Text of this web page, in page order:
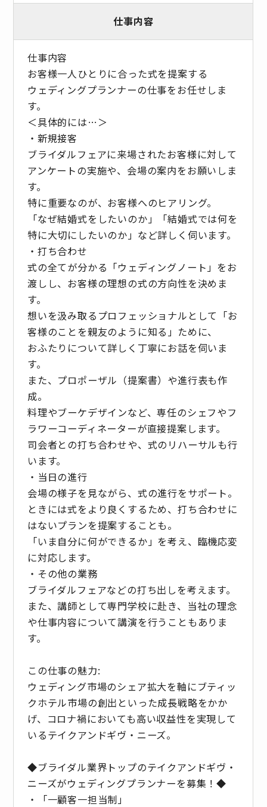
仕事内容
仕事内容
お客様一人ひとりに合った式を提案する
ウェディングプランナーの仕事をお任せしま
す。
＜具体的には…＞
・新規接客
ブライダルフェアに来場されたお客様に対して
アンケートの実施や、会場の案内をお願いしま
す。
特に重要なのが、お客様へのヒアリング。
「なぜ結婚式をしたいのか」「結婚式では何を
特に大切にしたいのか」など詳しく伺います。
・打ち合わせ
式の全てが分かる「ウェディングノート」をお
渡しし、お客様の理想の式の方向性を決めま
す。
想いを汲み取るプロフェッショナルとして「お
客様のことを親友のように知る」ために、
おふたりについて詳しく丁寧にお話を伺いま
す。
また、プロポーザル（提案書）や進行表も作
成。
料理やブーケデザインなど、専任のシェフやフ
ラワーコーディネーターが直接提案します。
司会者との打ち合わせや、式のリハーサルも行
います。
・当日の進行
会場の様子を見ながら、式の進行をサポート。
ときには式をより良くするため、打ち合わせに
はないプランを提案することも。
「いま自分に何ができるか」を考え、臨機応変
に対応します。
・その他の業務
ブライダルフェアなどの打ち出しを考えます。
また、講師として専門学校に赴き、当社の理念
や仕事内容について講演を行うこともありま
す。
この仕事の魅力:
ウェディング市場のシェア拡大を軸にブティッ
クホテル市場の創出といった成長戦略をかか
げ、コロナ禍においても高い収益性を実現して
いるテイクアンドギヴ・ニーズ。
◆ブライダル業界トップのテイクアンドギヴ・
ニーズがウェディングプランナーを募集！◆
・「一顧客一担当制」